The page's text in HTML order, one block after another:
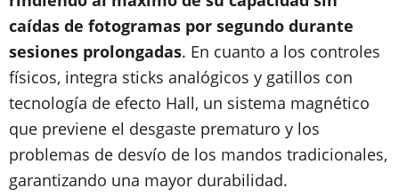
caídas de fotogramas por segundo durante
sesiones prolongadas. En cuanto a los controles
físicos, integra sticks analógicos y gatillos con
tecnología de efecto Hall, un sistema magnético
que previene el desgaste prematuro y los
problemas de desvío de los mandos tradicionales,
garantizando una mayor durabilidad.